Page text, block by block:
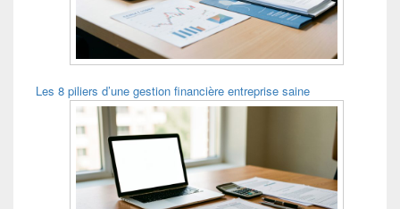
Les 8 piliers d’une gestion financière entreprise saine